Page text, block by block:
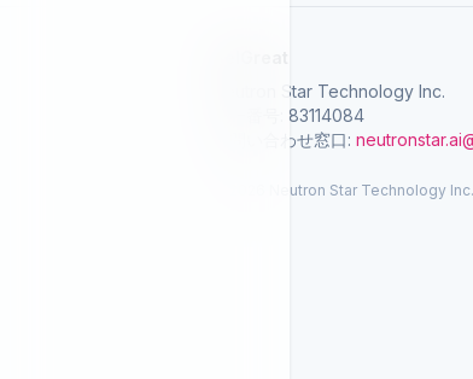
Neutron Star Technology Inc.
統一番号: 83114084
お問い合わせ窓口:
© 2026 Neutron Star Technology